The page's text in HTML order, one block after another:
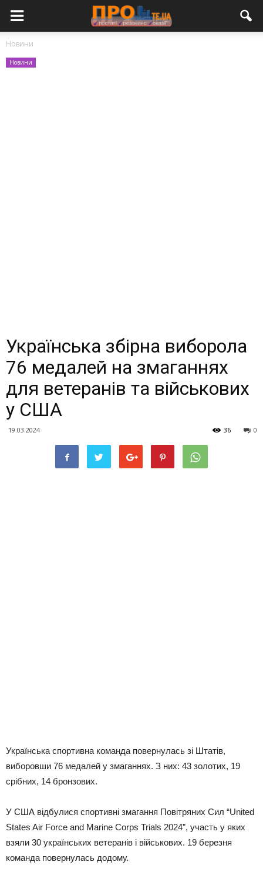
Новини
Новини
Українська збірна виборола
76 медалей на змаганнях
для ветеранів та військових
у США
19.03.2024 0
36
Українська спортивна команда повернулась зі Штатів,
виборовши 76 медалей у змаганнях. З них: 43 золотих, 19
срібних, 14 бронзових.
У США відбулися спортивні змагання Повітряних Сил “United
States Air Force and Marine Corps Trials 2024”, участь у яких
взяли 30 українських ветеранів і військових. 19 березня
команда повернулась додому.